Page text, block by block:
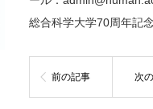
総合科学大学70周年記念
前の記事 次